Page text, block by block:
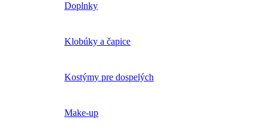
Doplnky
Klobúky a čapice
Kostýmy pre dospelých
Make-up